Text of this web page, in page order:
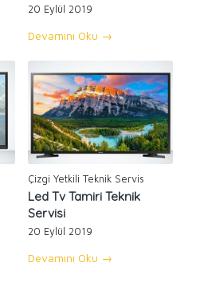
20 Eylül 2019
Devamını Oku →
Çizgi Yetkili Teknik Servis
Led Tv Tamiri Teknik
Servisi
20 Eylül 2019
Devamını Oku →